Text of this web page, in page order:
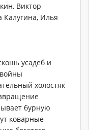
Виктор
Илья
усадеб и
холостяк
бурную
коварные